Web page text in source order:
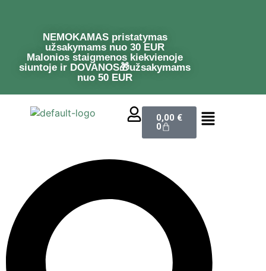
NEMOKAMAS pristatymas
užsakymams nuo 30 EUR
Malonios staigmenos kiekvienoje
siuntoje ir DOVANOS🎁užsakymams
nuo 50 EUR
0,00 €
0